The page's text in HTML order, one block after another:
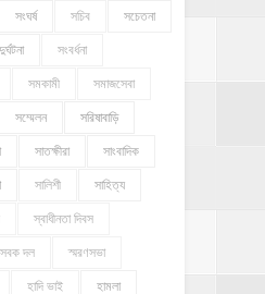
সংঘর্ষ সচিব সচেতনা
সংবর্ধনা
সমকামী সমাজসেবা
সম্মেলন সরিষাবাড়ি
সাতক্ষীরা সাংবাদিক
সালিশী সাহিত্য
স্বাধীনতা দিবস
দল স্মরণসভা
হাদি ভাই হামলা